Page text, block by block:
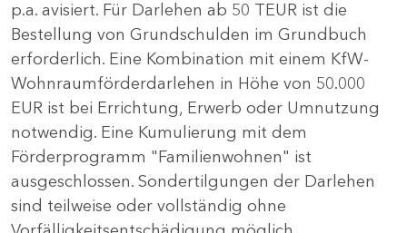
p.a. avisiert. Für Darlehen ab 50 TEUR ist die
Bestellung von Grundschulden im Grundbuch
erforderlich. Eine Kombination mit einem KfW-
Wohnraumförderdarlehen in Höhe von 50.000
EUR ist bei Errichtung, Erwerb oder Umnutzung
notwendig. Eine Kumulierung mit dem
Förderprogramm "Familienwohnen" ist
ausgeschlossen. Sondertilgungen der Darlehen
sind teilweise oder vollständig ohne